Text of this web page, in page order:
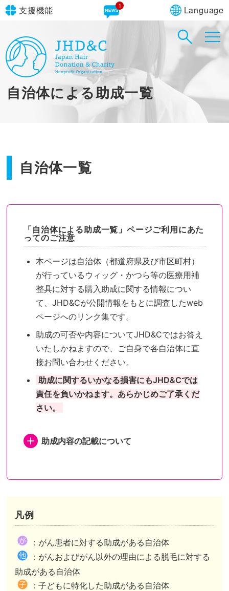
支援機能
文字サイズ 標準
青 黒
やさしいにほんご
Language
in simple English
自治体による助成一覧
自治体一覧
「自治体による助成一覧」ページご利用にあた
ってのご注意
本ページは自治体（都道府県及び市区町村）
が行っているウィッグ・かつら等の医療用補
整具に対する購入助成に関する情報につい
て、JHD&Cが公開情報をもとに調査したweb
ページへのリンク集です。
助成の可否や内容についてJHD&Cではお答え
いたしかねますので、ご自身で各自治体に直
接お問い合わせください。
助成に関するいかなる損害にもJHD&Cでは
責任を負いかねます。あらかじめご了承くだ
さい。
助成内容の記載について
都道府県内市区町村が助成を行いその情報を都道府県がまとめたケースがあります。
市区町村独自の助成がある自治体は、自治体公式ホームページの助成事業ページまたは概要が記されたページへリンクしています。
市区町村独自の助成がない自治体は、自治体公式ホームページのトップページへリンクしています。
都道府県が行う助成との併用可、不可は市区町村によって異なります。
凡例
：がん患者に対する助成がある自治体
：がんおよびがん以外の理由による脱毛に対する
助成がある自治体
：子どもに特化した助成がある自治体